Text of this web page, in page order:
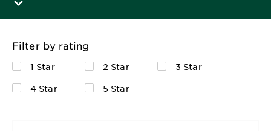
Filter by rating
1 Star 2 Star
3 Star
4 Star
5 Star